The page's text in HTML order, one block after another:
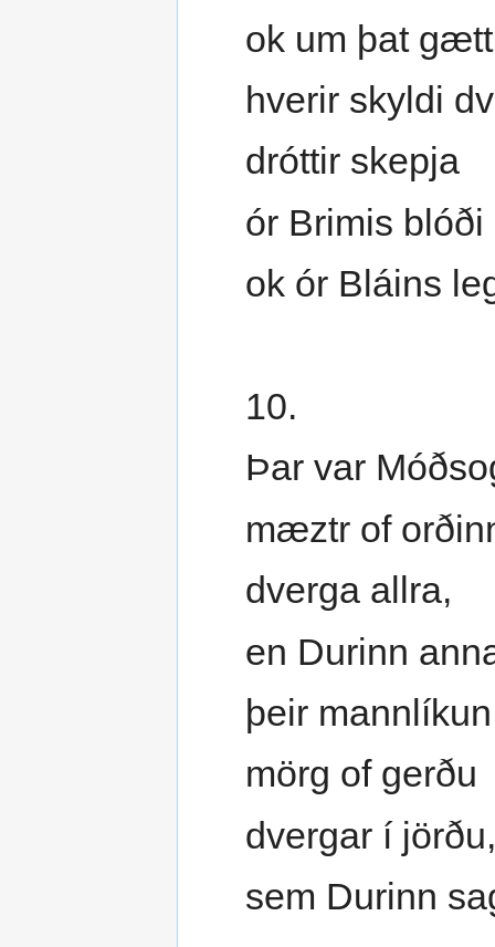
ok um þat
hverir skyldi
dróttir skepja
ór Brimis blóði
ok ór Bláins
10.
Þar var
mæztr of
dverga allra,
en Durinn
þeir mannlíkun
mörg of gerðu
dvergar í jörðu,
sem Durinn